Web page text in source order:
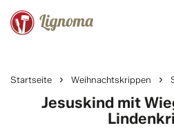
Startseite Weihnachtskrippen
Jesuskind mit